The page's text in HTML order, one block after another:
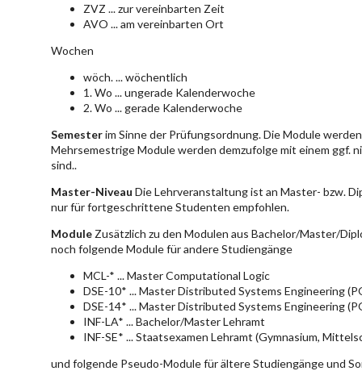
ZVZ ... zur vereinbarten Zeit
AVO ... am vereinbarten Ort
Wochen
wöch. ... wöchentlich
1. Wo ... ungerade Kalenderwoche
2. Wo ... gerade Kalenderwoche
Semesterim Sinne der Prüfungsordnung. Die Module
Mehrsemestrige Module werden demzufolge mit einem ggf.
sind..
Master-Niveau Die Lehrveranstaltung ist an Master- bzw.
nur für fortgeschrittene Studenten empfohlen.
Module Zusätzlich zu den Modulen aus Bachelor/Master/
noch folgende Module für andere Studiengänge
MCL-* ... Master Computational Logic
DSE-10* ... Master Distributed Systems Engineering
DSE-14* ... Master Distributed Systems Engineering
INF-LA* ... Bachelor/Master Lehramt
INF-SE* ... Staatsexamen Lehramt (Gymnasium,
und folgende Pseudo-Module für ältere Studiengänge und